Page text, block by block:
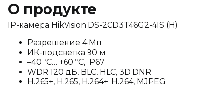
О продукте
IP-камера HikVision DS-2CD3T46G2-4IS (H)
Разрешение 4 Мп
ИК-подсветка 90 м
–40 ºC… +60 ºC, IP67
WDR 120 дБ, BLC, HLC, 3D DNR
H.265+, H.265, H.264+, H.264, MJPEG